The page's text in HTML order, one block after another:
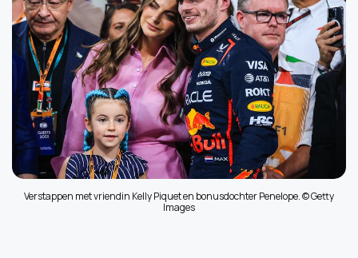
Verstappen met vriendin Kelly Piquet en bonusdochter Penelope. © Getty
Images